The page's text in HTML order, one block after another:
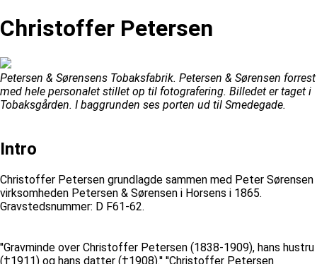
Christoffer Petersen
Petersen & Sørensens Tobaksfabrik. Petersen & Sørensen forrest
med hele personalet stillet op til fotografering. Billedet er taget i
Tobaksgården. I baggrunden ses porten ud til Smedegade.
Intro
Christoffer Petersen grundlagde sammen med Peter Sørensen
virksomheden Petersen & Sørensen i Horsens i 1865.
Gravstedsnummer: D F61-62.
''Gravminde over Christoffer Petersen (1838-1909), hans hustru
(†1911) og hans datter (†1908).'' ''Christoffer Petersen